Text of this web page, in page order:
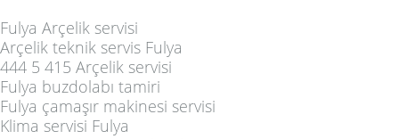
Fulya Arçelik servisi
Arçelik teknik servis Fulya
444 5 415 Arçelik servisi
Fulya buzdolabı tamiri
Fulya çamaşır makinesi servisi
Klima servisi Fulya